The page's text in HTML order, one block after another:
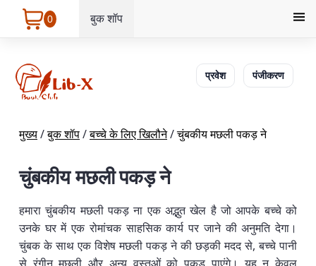
0 बुक शॉप
प्रवेश पंजीकरण
मुख्य/बुक शॉप/बच्चे के लिए खिलौने/चुंबकीय मछली पकड़ ने
चुंबकीय मछली पकड़ ने
हमारा चुंबकीय मछली पकड़ ना एक अद्भुत खेल है जो आपके बच्चे को
उनके घर में एक रोमांचक साहसिक कार्य पर जाने की अनुमति देगा।
चुंबक के साथ एक विशेष मछली पकड़ ने की छड़की मदद से, बच्चे पानी